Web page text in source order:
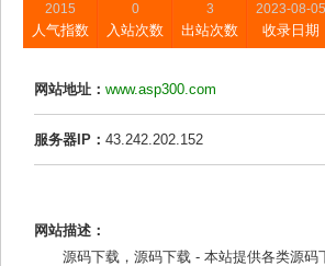
2015
人气指数
0
入站次数
3
出站次数
2023-08-05
收录日期
网站地址： www.asp300.com
服务器IP： 43.242.202.152
网站描述：
源码下载，源码下载 - 本站提供各类源